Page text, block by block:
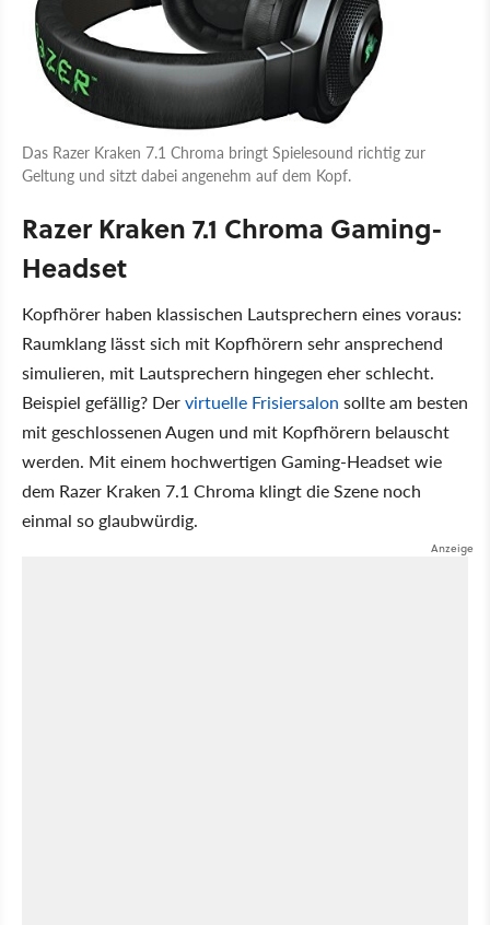
Das Razer Kraken 7.1 Chroma bringt Spielesound richtig zur
Geltung und sitzt dabei angenehm auf dem Kopf.
Razer Kraken 7.1 Chroma Gaming-
Headset
Kopfhörer haben klassischen Lautsprechern eines voraus:
Raumklang lässt sich mit Kopfhörern sehr ansprechend
simulieren, mit Lautsprechern hingegen eher schlecht.
Beispiel gefällig? Dervirtuelle Frisiersalon sollte am besten
mit geschlossenen Augen und mit Kopfhörern belauscht
werden. Mit einem hochwertigen Gaming-Headset wie
dem Razer Kraken 7.1 Chroma klingt die Szene noch
einmal so glaubwürdig.